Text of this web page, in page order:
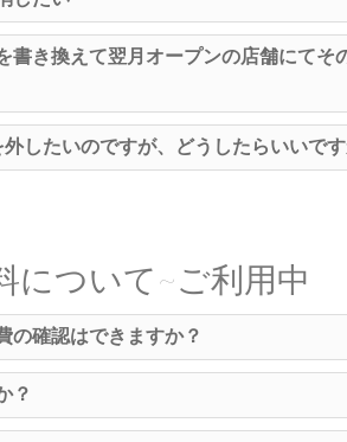
書き換えて翌月オープンの店舗にてそ
したいのですが、どうしたらいいで
について~ご利用中
の確認はできますか？
？